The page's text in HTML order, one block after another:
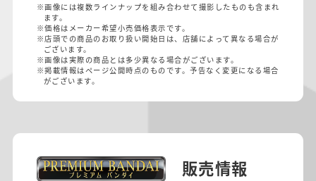
※画像には複数ラインナップを組み合わせて撮影したものも含まれ
ます。
※価格はメーカー希望小売価格表示です。
※店頭での商品のお取り扱い開始日は、店舗によって異なる場合が
ございます。
※画像は実際の商品とは多少異なる場合がございます。
※掲載情報はページ公開時点のものです。予告なく変更になる場合
がございます。
販売情報